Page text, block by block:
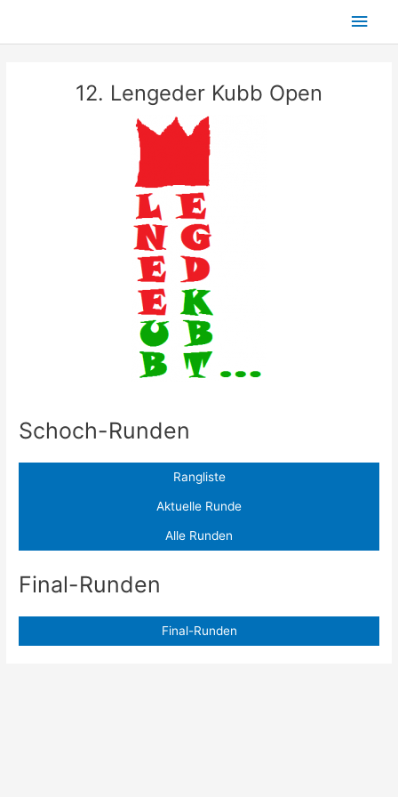
content
Main
12. Lengeder Kubb Open
Schoch-Runden
Rangliste
Aktuelle Runde
Alle Runden
Final-Runden
Final-Runden